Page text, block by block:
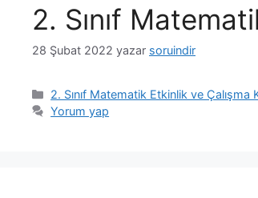
2. Sınıf
28 Şubat 2022 yazar soruindir
Kategoriler
2. Sınıf Matematik Etkinlik ve Çalışma
Yorum yap